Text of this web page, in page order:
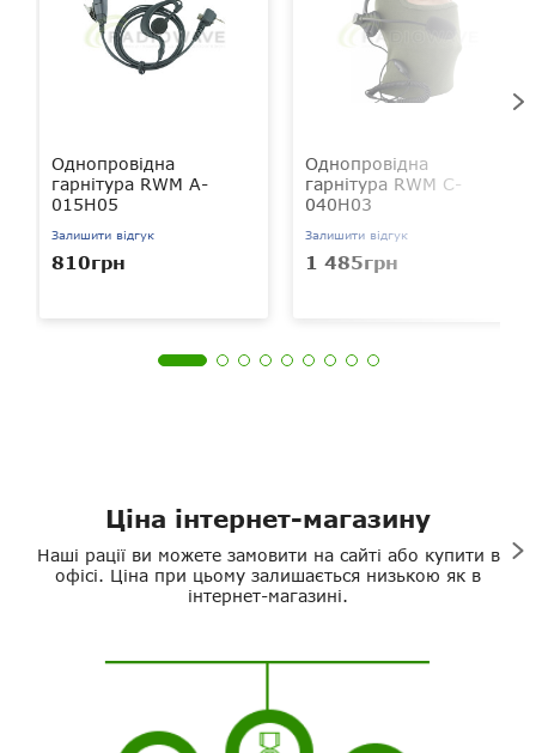
Однопровідна
гарнітура RWM A-
015H05
Залишити відгук
810грн
Однопровідна
гарнітура RWM C-
040H03
Залишити відгук
1 485грн
Ціна інтернет-магазину
Наші рації ви можете замовити на сайті або купити в
офісі. Ціна при цьому залишається низькою як в
інтернет-магазині.